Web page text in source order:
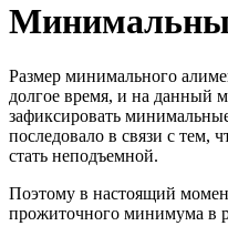
Размер минимального
долгое время, и на данный
зафиксировать
последовало в связи с тем,
стать неподъемной.
Поэтому в настоящий
прожиточного минимума в